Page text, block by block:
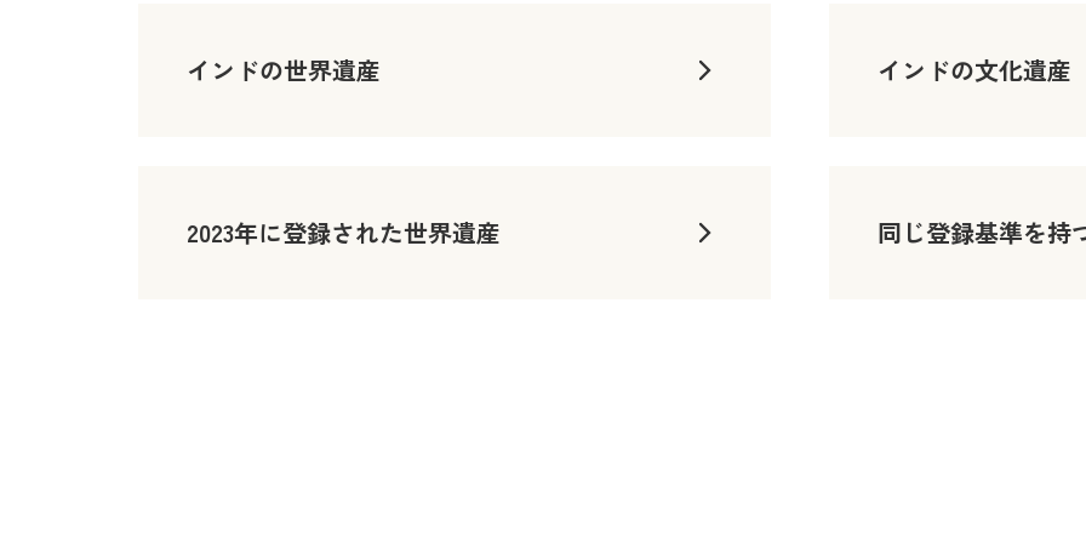
インドの世界遺産 インドの文化遺産
2023年に登録された世界遺産 同じ登録基準を持